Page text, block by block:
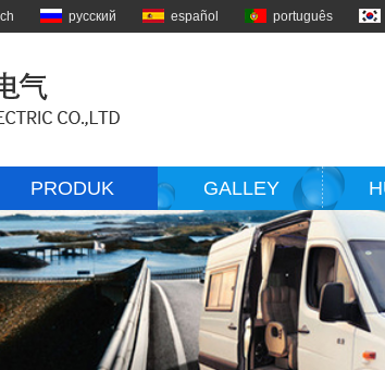
русский español português
PRODUK GALLEY